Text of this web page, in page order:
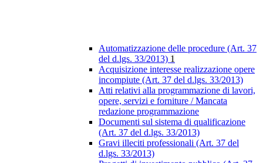
Automatizzazione delle procedure (Art. 37
del d.lgs. 33/2013) 1
Acquisizione interesse realizzazione opere
incompiute (Art. 37 del d.lgs. 33/2013)
Atti relativi alla programmazione di lavori,
opere, servizi e forniture / Mancata
redazione programmazione
Documenti sul sistema di qualificazione
(Art. 37 del d.lgs. 33/2013)
Gravi illeciti professionali (Art. 37 del
d.lgs. 33/2013)